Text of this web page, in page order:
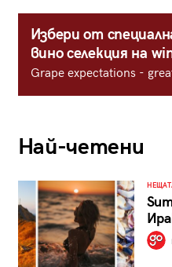
Избери от
вино селекция на
Grape expectations -
Най-четени